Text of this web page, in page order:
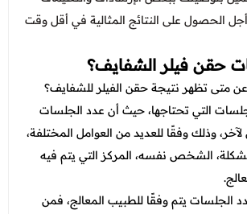
الحصول على النتائج المثالية في أقل وقت
حقن فيلر الشفايف؟
متى تظهر نتيجة حقن الفيلر للشفايف؟
التي تحتاجها، حيث أن عدد الجلسات
وذلك وفقًا للعديد من العوامل المختلفة،
الشخص نفسه، المركز التي يتم فيه
الجلسات يتم وفقًا للطبيب المعالج، فمن